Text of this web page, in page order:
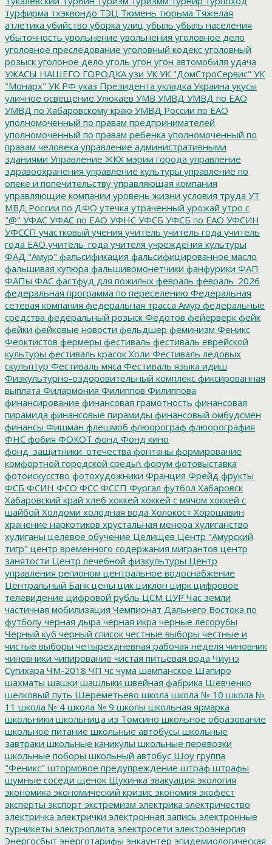
турфирма тхэквондо ТЭЦ Тюмень тюрьма Тяжелая
атлетика убийство уборка улиц убыль убыль населения
убыточность увольнение увольнения уголовное дело
уголовное преследование уголовный кодекс уголовный
розыск уголоное дело уголь угон угон автомобиля удача
УЖАСЫ НАШЕГО ГОРОДКА узи УК УК "ДомСтроСервис" УК
"Монарх" УК РФ указ Президента укладка Украина укусы
уличное освещение Улюкаев УМВ УМВД УМВД по ЕАО
УМВД по Хабаровскому краю УМВД России по ЕАО
уполномоченный по правам предпринимателей
уполномоченный по правам ребенка уполномоченный по
правам человека управление административными
зданиями Управление ЖКХ мэрии города управление
здравоохранения управление культуры управление по
опеке и попечительству управляющая компания
управляющие компании уровень жизни условия труда УТ
МВД России по ДФО утечка утраченный урожай утро с
"@" УФАС УФАС по ЕАО УФНС УФСБ УФСБ по ЕАО УФСИН
УФССП участковый учения учитель учитель года учитель
года ЕАО учитель_года учителя учреждения культуры
ФАД "Амур" фальсификация фальсифицированное масло
фальшивая купюра фальшивомонетчики фанфурики ФАП
ФАПы ФАС фастфуд для пожилых февраль февраль_2026
федеральная программа по переселению Федеральная
сетевая компания федеральная трасса Амур федеральные
средства федеральный розыск Федотов фейерверк фейк
фейки фейковые новости фельдшер феминизм Феникс
Феоктистов фермеры фестиваль фестиваль еврейской
культуры фестиваль красок Холи Фестиваль ледовых
скульптур Фестиваль мяса Фестиваль языка идиш
Физкультурно-оздоровительный комплекс фиксированная
выплата Филармония Филиппов Филиппова
финансирование финансовая грамотность финансовая
пирамида финансовые пирамиды финансовый омбудсмен
финансы Фишман флешмоб флюорограф флюорография
ФНС фобия ФОКОТ фонд Фонд кино
фонд_защитники_отечества фонтаны формирование
комфортной городской среды\ форум фотовыставка
фотоискусство фотохудожники Франция Фрейд фрукты
ФСБ ФСИН ФСО ФСС ФССП Фургал футбол Хабаровск
Хабаровский край хлеб хоккей хоккей с мячом хоккей с
шайбой Холдоми холодная вода Холокост Хорошавин
хранение наркотиков хрустальная менора хулиганство
хулиганы целевое обучение Целищев Центр "Амурский
тигр" центр временного содержания мигрантов центр
занятости Центр лечебной физкультуры Центр
управления регионом центральное водоснабжение
Центральный Банк цены цик циклон цирк цифровое
телевидение цифровой рубль ЦСМ ЦУР Час земли
частичная мобилизация Чемпионат Дальнего Востока по
футболу черная дыра черная икра черные лесорубы
Черный куб черный список честные выборы честные и
чистые выборы четырехдневная рабочая неделя чиновник
чиновники чипирование чистая питьевая вода Чиунэ
Сугихара ЧМ-2018 ЧП чс чума шампанское Шапиро
шахматы шашки шашлыки швейная фабрика Шевченко
шелковый путь Шереметьево школа школа № 10 школа №
11 школа № 4 школа № 9 школы школьная ярмарка
школьники школьница из Томсино школьное образование
школьное питание школьные автобусы школьные
завтраки школьные каникулы школьные перевозки
школьные поборы школьный автобус Шоу группа
"Феникс" штормовое предупреждение штраф штрафы
шумные соседи щенок Щукинка эвакуация экология
экономика экономический кризис экономия экофест
эксперты экспорт экстремизм электрика электричество
электричка электрички электронная запись электронные
турникеты электроплита электросети электроэнергия
Энергосбыт энерготарифы энкаунтер эпидемиологическая